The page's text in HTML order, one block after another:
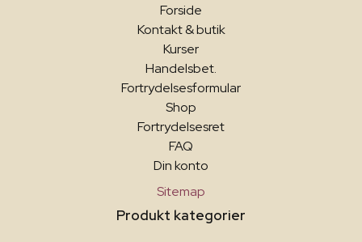
Forside
Kontakt & butik
Kurser
Handelsbet.
Fortrydelsesformular
Shop
Fortrydelsesret
FAQ
Din konto
Sitemap
Produkt kategorier